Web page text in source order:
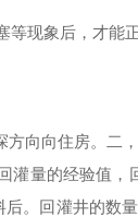
现象后，才能正
向向住房。二
量的经验值，
。回灌井的数